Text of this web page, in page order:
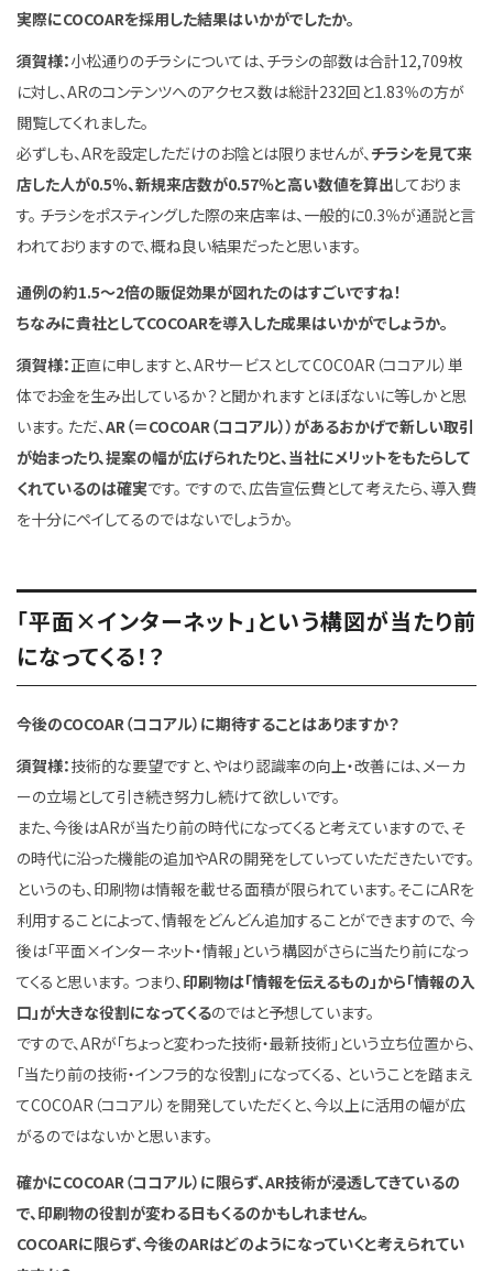
実際にCOCOARを採用した結果はいかがでしたか。
須賀様：小松通りのチラシについては、チラシの部数は合計12,709枚
に対し、ARのコンテンツへのアクセス数は総計232回と1.83％の方が
閲覧してくれました。
必ずしも、ARを設定しただけのお陰とは限りませんが、チラシを見て来
店した人が0.5％、新規来店数が0.57％と高い数値を算出しておりま
す。 チラシをポスティングした際の来店率は、一般的に0.3％が通説と言
われておりますので、概ね良い結果だったと思います。
通例の約1.5～2倍の販促効果が図れたのはすごいですね！
ちなみに貴社としてCOCOARを導入した成果はいかがでしょうか。
須賀様：正直に申しますと、ARサービスとしてCOCOAR（ココアル）単
体でお金を生み出しているか？と聞かれますとほぼないに等しかと思
います。 ただ、AR（＝COCOAR（ココアル））があるおかげで新しい取引
が始まったり、提案の幅が広げられたりと、当社にメリットをもたらして
くれているのは確実です。 ですので、広告宣伝費として考えたら、導入費
を十分にペイしてるのではないでしょうか。
「平面×インターネット」という構図が当たり前
になってくる！？
今後のCOCOAR（ココアル）に期待することはありますか？
須賀様：技術的な要望ですと、やはり認識率の向上・改善には、メーカ
ーの立場として引き続き努力し続けて欲しいです。
また、今後はARが当たり前の時代になってくると考えていますので、そ
の時代に沿った機能の追加やARの開発をしていっていただきたいです。
というのも、印刷物は情報を載せる面積が限られています。そこにARを
利用することによって、情報をどんどん追加することができますので、 今
後は「平面×インターネット・情報」という構図がさらに当たり前になっ
てくると思います。 つまり、印刷物は「情報を伝えるもの」から「情報の入
口」が大きな役割になってくるのではと予想しています。
ですので、ARが「ちょっと変わった技術・最新技術」という立ち位置から、
「当たり前の技術・インフラ的な役割」になってくる、 ということを踏まえ
てCOCOAR（ココアル）を開発していただくと、今以上に活用の幅が広
がるのではないかと思います。
確かにCOCOAR（ココアル）に限らず、AR技術が浸透してきているの
で、印刷物の役割が変わる日もくるのかもしれません。
COCOARに限らず、今後のARはどのようになっていくと考えられてい